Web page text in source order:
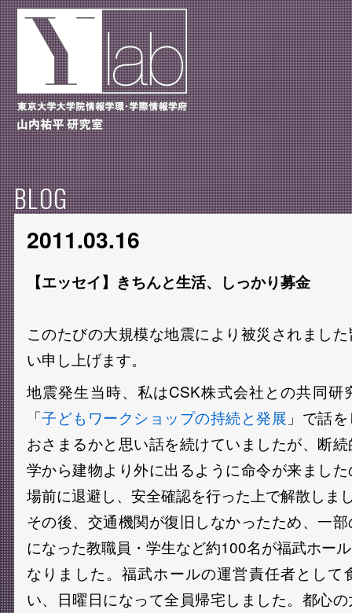
BLOG
2011.03.16
【エッセイ】きちんと生活、しっかり募金
このたびの大規模な地震により被災されまし
い申し上げます。
地震発生当時、私はCSK株式会社との共同研
「子どもワークショップの持続と発展 」で話
おさまるかと思い話を続けていましたが、断
学から建物より外に出るように命令が来まし
場前に退避し、安全確認を行った上で解散しま
その後、交通機関が復旧しなかったため、一
になった教職員・学生など約100名が福武ホー
なりました。福武ホールの運営責任者として
い、日曜日になって全員帰宅しました。都心